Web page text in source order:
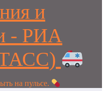
и
- РИА
на пульсе.